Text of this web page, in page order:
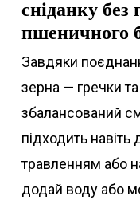
сніданку без
пшеничного
Завдяки
зерна — гречки
збалансований
підходить
травленням або
додай воду або